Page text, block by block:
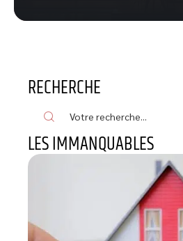
RECHERCHE
LES IMMANQUABLES